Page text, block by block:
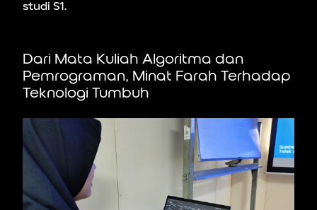
studi S1.
Dari Mata Kuliah Algoritma dan
Pemrograman, Minat Farah Terhadap
Teknologi Tumbuh